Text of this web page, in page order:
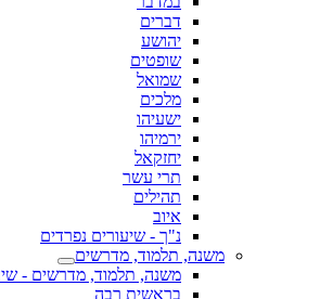
דברים
יהושע
שופטים
שמואל
מלכים
ישעיהו
ירמיהו
יחזקאל
תרי עשר
תהילים
איוב
נ"ך - שיעורים נפרדים
משנה, תלמוד, מדרשים
משנה, תלמוד, מדרשים -
בראשית רבה